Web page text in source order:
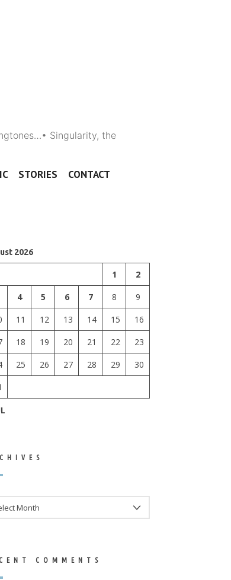
Singularity, the
STORIES CONTACT
2026
1
2
4 5 6 7 8
9
11 12 13 14 15
16
18 19 20 21 22
23
25 26 27 28 29
30
COMMENTS